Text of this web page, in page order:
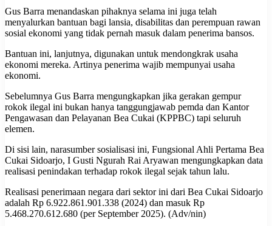
Gus Barra menandaskan pihaknya selama ini juga telah
menyalurkan bantuan bagi lansia, disabilitas dan perempuan rawan
sosial ekonomi yang tidak pernah masuk dalam penerima bansos.
Bantuan ini, lanjutnya, digunakan untuk mendongkrak usaha
ekonomi mereka. Artinya penerima wajib mempunyai usaha
ekonomi.
Sebelumnya Gus Barra mengungkapkan jika gerakan gempur
rokok ilegal ini bukan hanya tanggungjawab pemda dan Kantor
Pengawasan dan Pelayanan Bea Cukai (KPPBC) tapi seluruh
elemen.
Di sisi lain, narasumber sosialisasi ini, Fungsional Ahli Pertama Bea
Cukai Sidoarjo, I Gusti Ngurah Rai Aryawan mengungkapkan data
realisasi penindakan terhadap rokok ilegal sejak tahun lalu.
Realisasi penerimaan negara dari sektor ini dari Bea Cukai Sidoarjo
adalah Rp 6.922.861.901.338 (2024) dan masuk Rp
5.468.270.612.680 (per September 2025). (Adv/nin)